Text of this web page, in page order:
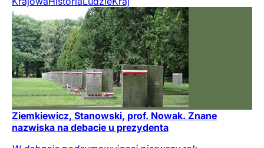
Ziemkiewicz, Stanowski, prof. Nowak. Znane
nazwiska na debacie u prezydenta